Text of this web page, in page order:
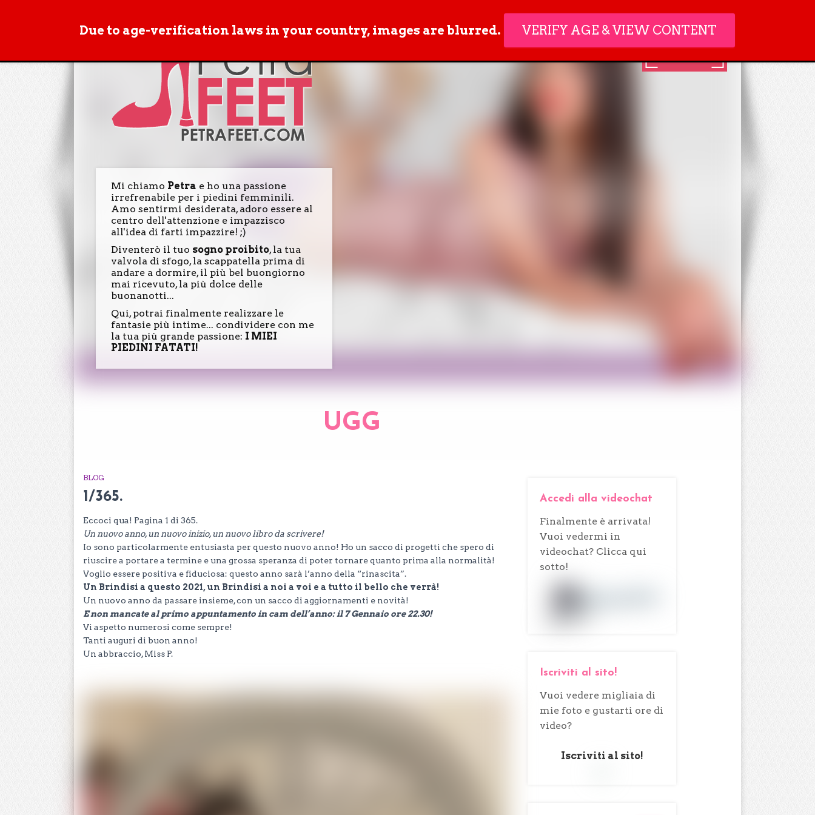
ACCESSO
MEMBRI
Mi chiamo Petra e ho una passione
irrefrenabile per i piedini femminili.
Amo sentirmi desiderata, adoro essere al
centro dell'attenzione e impazzisco
all'idea di farti impazzire! ;)
Diventerò il tuo sogno proibito, la tua
valvola di sfogo, la scappatella prima di
andare a dormire, il più bel buongiorno
mai ricevuto, la più dolce delle
buonanotti...
Qui, potrai finalmente realizzare le
fantasie più intime... condividere con me
la tua più grande passione: I MIEI
PIEDINI FATATI!
UGG
BLOG
1/365.
Eccoci qua! Pagina 1 di 365.
Un nuovo anno, un nuovo inizio, un nuovo libro da scrivere!
Io sono particolarmente entusiasta per questo nuovo anno! Ho un sacco di progetti che spero di
riuscire a portare a termine e una grossa speranza di poter tornare quanto prima alla normalità!
Voglio essere positiva e fiduciosa: questo anno sarà l’anno della “rinascita”.
Un Brindisi a questo 2021, un Brindisi a noi a voi e a tutto il bello che verrà!
Un nuovo anno da passare insieme, con un sacco di aggiornamenti e novità!
E non mancate al primo appuntamento in cam dell’anno: il 7 Gennaio ore 22.30!
Vi aspetto numerosi come sempre!
Tanti auguri di buon anno!
Un abbraccio, Miss P.
Accedi alla videochat
Finalmente è arrivata!
Vuoi vedermi in
videochat? Clicca qui
sotto!
Iscriviti al sito!
Vuoi vedere migliaia di
mie foto e gustarti ore di
video?
Iscriviti al sito!
Due to age-verification laws in your country, images are blurred. VERIFY AGE & VIEW CONTENT